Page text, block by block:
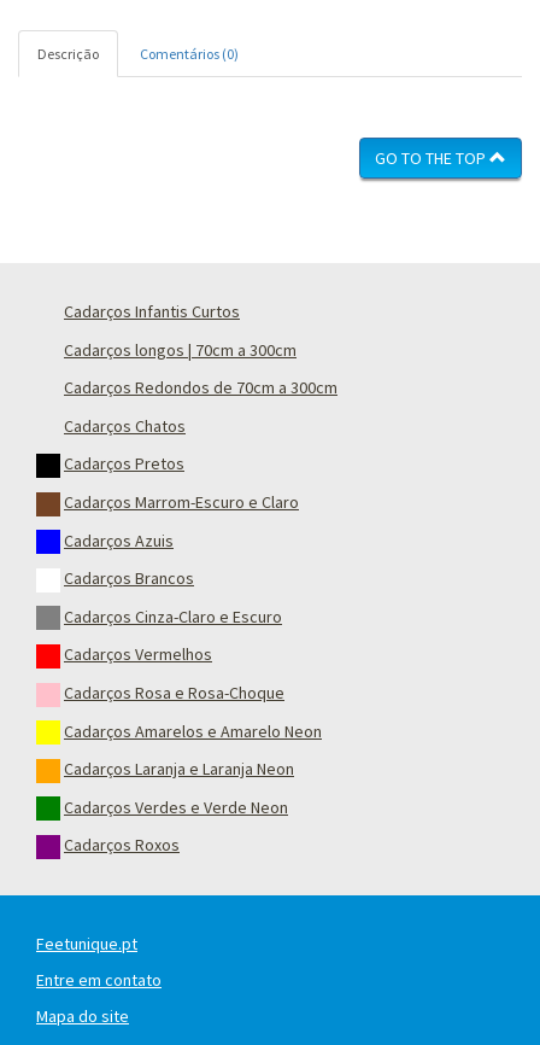
Descrição Comentários (0)
GO TO THE TOP
Cadarços Infantis Curtos
Cadarços longos | 70cm a 300cm
Cadarços Redondos de 70cm a 300cm
Cadarços Chatos
Cadarços Pretos
Cadarços Marrom-Escuro e Claro
Cadarços Azuis
Cadarços Brancos
Cadarços Cinza-Claro e Escuro
Cadarços Vermelhos
Cadarços Rosa e Rosa-Choque
Cadarços Amarelos e Amarelo Neon
Cadarços Laranja e Laranja Neon
Cadarços Verdes e Verde Neon
Cadarços Roxos
Feetunique.pt
Entre em contato
Mapa do site